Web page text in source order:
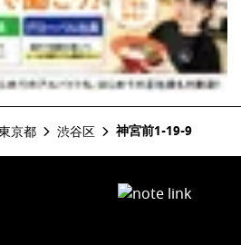
京都 渋谷区 神宮前1-19-9